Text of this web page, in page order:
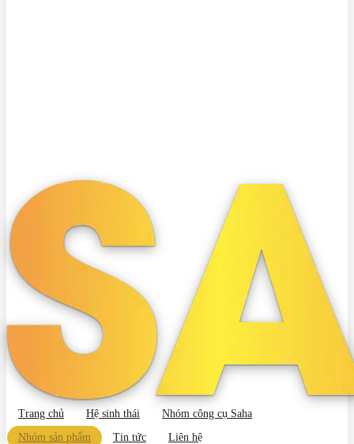
Trang chủ Hệ sinh thái
Nhóm công cụ Saha
Nhóm sản phẩm
Tin tức Liên hệ